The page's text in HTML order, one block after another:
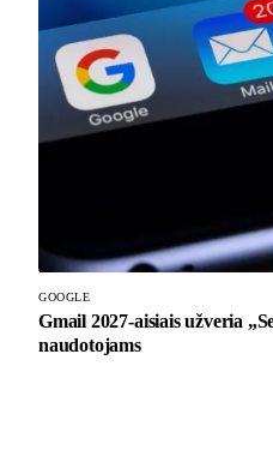
GOOGLE
Gmail 2027-aisiais užveria
naudotojams